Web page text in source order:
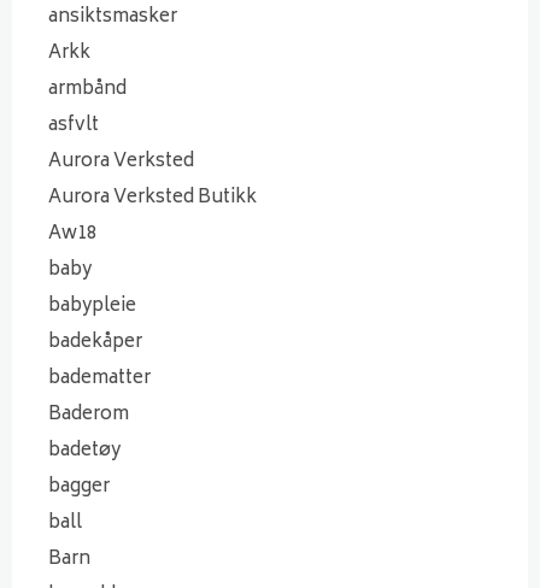
ansiktsmasker
Arkk
armbånd
asfvlt
Aurora Verksted
Aurora Verksted Butikk
Aw18
baby
babypleie
badekåper
badematter
Baderom
badetøy
bagger
ball
Barn